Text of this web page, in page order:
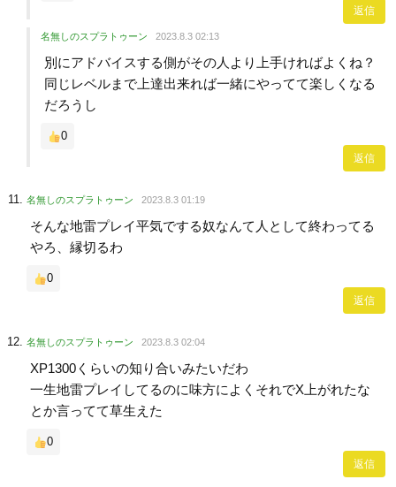
返信
名無しのスプラトゥーン 2023.8.3 02:13
別にアドバイスする側がその人より上手ければよくね？
同じレベルまで上達出来れば一緒にやってて楽しくなる
だろうし
0
返信
名無しのスプラトゥーン 2023.8.3 01:19
そんな地雷プレイ平気でする奴なんて人として終わってる
やろ、縁切るわ
0
返信
名無しのスプラトゥーン 2023.8.3 02:04
XP1300くらいの知り合いみたいだわ
一生地雷プレイしてるのに味方によくそれでX上がれたな
とか言ってて草生えた
0
返信